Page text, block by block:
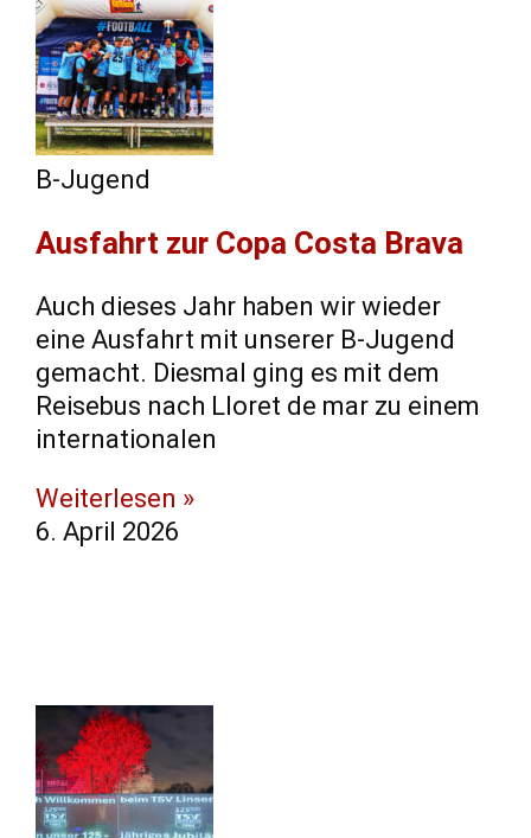
B-Jugend
Ausfahrt zur Copa Costa Brava
Auch dieses Jahr haben wir wieder
eine Ausfahrt mit unserer B-Jugend
gemacht. Diesmal ging es mit dem
Reisebus nach Lloret de mar zu einem
internationalen
Weiterlesen »
6. April 2026